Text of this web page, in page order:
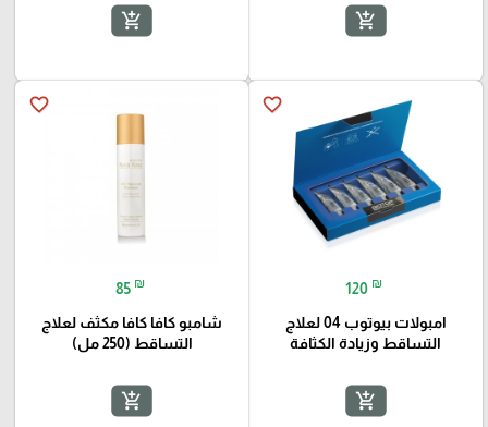
add_shopping_cart
add_shopping_cart
favorite_border
120 ₪
امبولات بيوتوب 04 لعلاج
التساقط وزيادة الكثافة
add_shopping_cart
favorite_border
85 ₪
شامبو كافا كافا مكثف لعلاج
التساقط (250 مل)
add_shopping_cart